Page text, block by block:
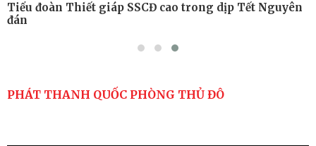
Tiểu đoàn Thiết giáp SSCĐ cao trong dịp Tết Nguyên
đán
PHÁT THANH QUỐC PHÒNG THỦ ĐÔ